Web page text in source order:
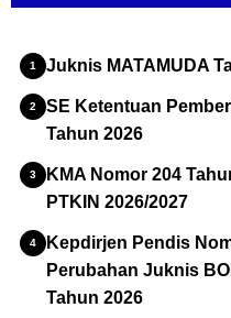
Juknis MATAMUDA
SE Ketentuan
Tahun 2026
KMA Nomor 204
PTKIN 2026/2027
Kepdirjen Pendis
Perubahan Juknis
Tahun 2026